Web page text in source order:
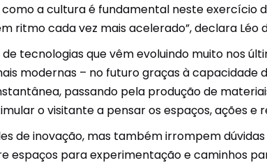
a cultura é fundamental neste exercício
ritmo cada vez mais acelerado”, declara Léo
tecnologias que vêm evoluindo muito nos
modernas – no futuro graças à
passando pela produção de
o visitante a pensar os espaços, ações e
de inovação, mas também irrompem
espaços para experimentação e caminhos